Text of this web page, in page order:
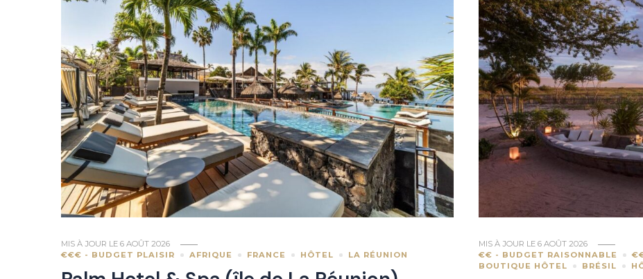
MIS À JOUR LE 6 AOÛT 2026
€€€ - BUDGET PLAISIR
AFRIQUE FRANCE HÔTEL LA RÉUNION
MIS À JOUR LE6 AOÛT 2026
€€ - BUDGET RAISONNABLE
BOUTIQUE HÔTEL
BRÉSIL